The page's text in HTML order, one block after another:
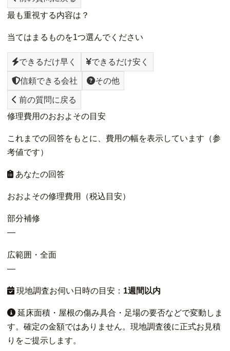
最も重視する内容は？
当てはまるものを1つ選んでください
できるだけ早く できるだけ安く
信頼できる会社 その他
前の質問に戻る
修理費用のおおよその目安
これまでの回答をもとに、費用の幅を表示しています（参
考値です）
あなたの回答
おおよその修理費用（税込目安）
部分補修
—
広範囲・全面
—
現地調査お伺い日時の目安： 1週間以内
延床面積・屋根の傷み具合・足場の要否などで変動しま
す。確定の金額ではありません。現地調査後に正式お見積
りをご提示します。